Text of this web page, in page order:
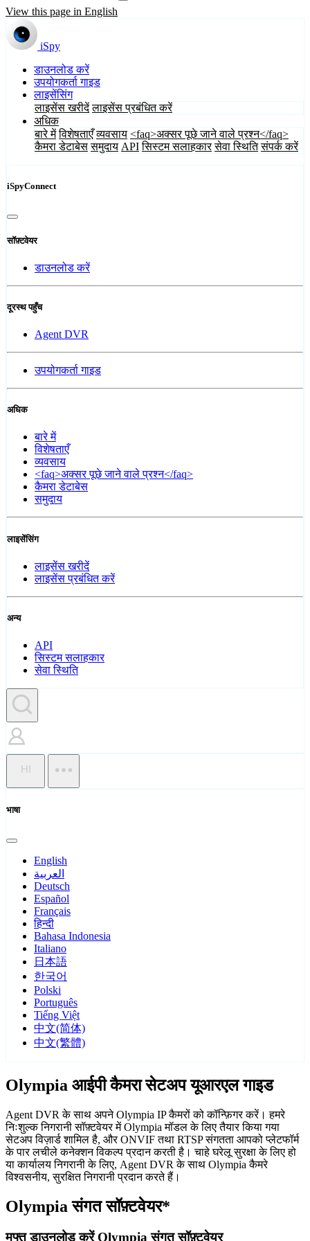
View this page in English
iSpy
डाउनलोड करें
उपयोगकर्ता गाइड
लाइसेंसिंग
लाइसेंस खरीदें लाइसेंस प्रबंधित करें
अधिक
बारे में विशेषताएँ व्यवसाय <faq>अक्सर पूछे जाने वाले प्रश्न</faq>
कैमरा डेटाबेस समुदाय API सिस्टम सलाहकार सेवा स्थिति संपर्क करें
iSpyConnect
सॉफ़्टवेयर
डाउनलोड करें
दूरस्थ पहुँच
Agent DVR
उपयोगकर्ता गाइड
अधिक
बारे में
विशेषताएँ
व्यवसाय
<faq>अक्सर पूछे जाने वाले प्रश्न</faq>
कैमरा डेटाबेस
समुदाय
लाइसेंसिंग
लाइसेंस खरीदें
लाइसेंस प्रबंधित करें
अन्य
API
सिस्टम सलाहकार
सेवा स्थिति
HI
भाषा
English
العربية
Deutsch
Español
Français
हिन्दी
Bahasa Indonesia
Italiano
日本語
한국어
Polski
Português
Tiếng Việt
中文(简体)
中文(繁體)
Olympia आईपी कैमरा सेटअप यूआरएल गाइड
Agent DVR के साथ अपने Olympia IP कैमरों को कॉन्फ़िगर करें। हमरे
निःशुल्क निगरानी सॉफ़्टवेयर में Olympia मॉडल के लिए तैयार किया गया
सेटअप विज़ार्ड शामिल है, और ONVIF तथा RTSP संगतता आपको प्लेटफॉर्म
के पार लचीले कनेक्शन विकल्प प्रदान करती है। चाहे घरेलू सुरक्षा के लिए हो
या कार्यालय निगरानी के लिए, Agent DVR के साथ Olympia कैमरे
विश्वसनीय, सुरक्षित निगरानी प्रदान करते हैं।
Olympia संगत सॉफ़्टवेयर*
मुफ्त डाउनलोड करें Olympia संगत सॉफ़्टवेयर